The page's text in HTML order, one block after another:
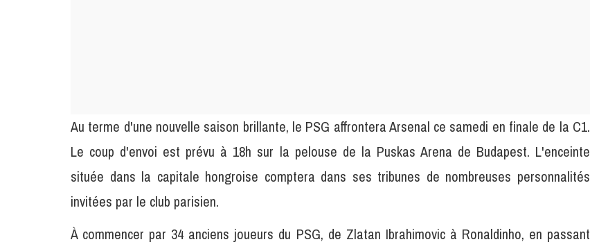
Au terme d'une nouvelle saison brillante, le PSG affrontera Arsenal ce samedi en finale de la C1.
Le coup d'envoi est prévu à 18h sur la pelouse de la Puskas Arena de Budapest. L'enceinte
située dans la capitale hongroise comptera dans ses tribunes de nombreuses personnalités
invitées par le club parisien.
À commencer par 34 anciens joueurs du PSG, de Zlatan Ibrahimovic à Ronaldinho, en passant